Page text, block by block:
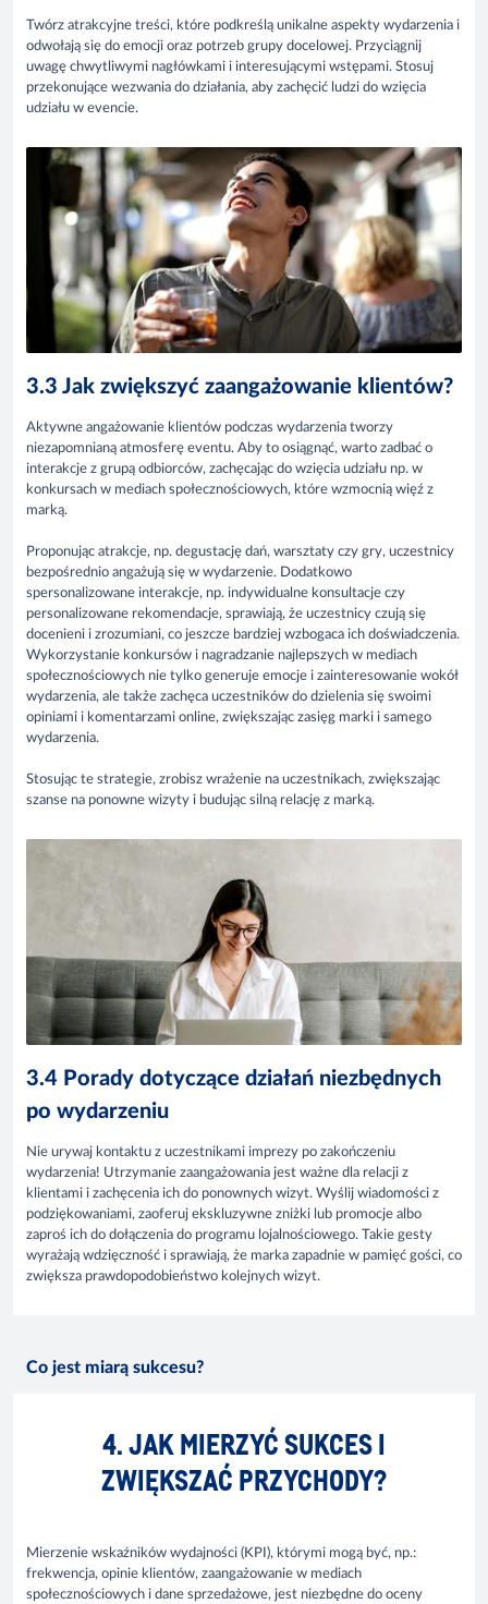
Twórz atrakcyjne treści, które podkreślą unikalne aspekty wydarzenia i
odwołają się do emocji oraz potrzeb grupy docelowej. Przyciągnij
uwagę chwytliwymi nagłówkami i interesującymi wstępami. Stosuj
przekonujące wezwania do działania, aby zachęcić ludzi do wzięcia
udziału w evencie.
3.3 Jak zwiększyć zaangażowanie klientów?
Aktywne angażowanie klientów podczas wydarzenia tworzy
niezapomnianą atmosferę eventu. Aby to osiągnąć, warto zadbać o
interakcje z grupą odbiorców, zachęcając do wzięcia udziału np. w
konkursach w mediach społecznościowych, które wzmocnią więź z
marką.
Proponując atrakcje, np. degustację dań, warsztaty czy gry, uczestnicy
bezpośrednio angażują się w wydarzenie. Dodatkowo
spersonalizowane interakcje, np. indywidualne konsultacje czy
personalizowane rekomendacje, sprawiają, że uczestnicy czują się
docenieni i zrozumiani, co jeszcze bardziej wzbogaca ich doświadczenia.
Wykorzystanie konkursów i nagradzanie najlepszych w mediach
społecznościowych nie tylko generuje emocje i zainteresowanie wokół
wydarzenia, ale także zachęca uczestników do dzielenia się swoimi
opiniami i komentarzami online, zwiększając zasięg marki i samego
wydarzenia.
Stosując te strategie, zrobisz wrażenie na uczestnikach, zwiększając
szanse na ponowne wizyty i budując silną relację z marką.
3.4 Porady dotyczące działań niezbędnych
po wydarzeniu
Nie urywaj kontaktu z uczestnikami imprezy po zakończeniu
wydarzenia! Utrzymanie zaangażowania jest ważne dla relacji z
klientami i zachęcenia ich do ponownych wizyt. Wyślij wiadomości z
podziękowaniami, zaoferuj ekskluzywne zniżki lub promocje albo
zaproś ich do dołączenia do programu lojalnościowego. Takie gesty
wyrażają wdzięczność i sprawiają, że marka zapadnie w pamięć gości, co
zwiększa prawdopodobieństwo kolejnych wizyt.
Co jest miarą sukcesu?
4. JAK MIERZYĆ SUKCES I
ZWIĘKSZAĆ PRZYCHODY?
Mierzenie wskaźników wydajności (KPI), którymi mogą być, np.:
frekwencja, opinie klientów, zaangażowanie w mediach
społecznościowych i dane sprzedażowe, jest niezbędne do oceny